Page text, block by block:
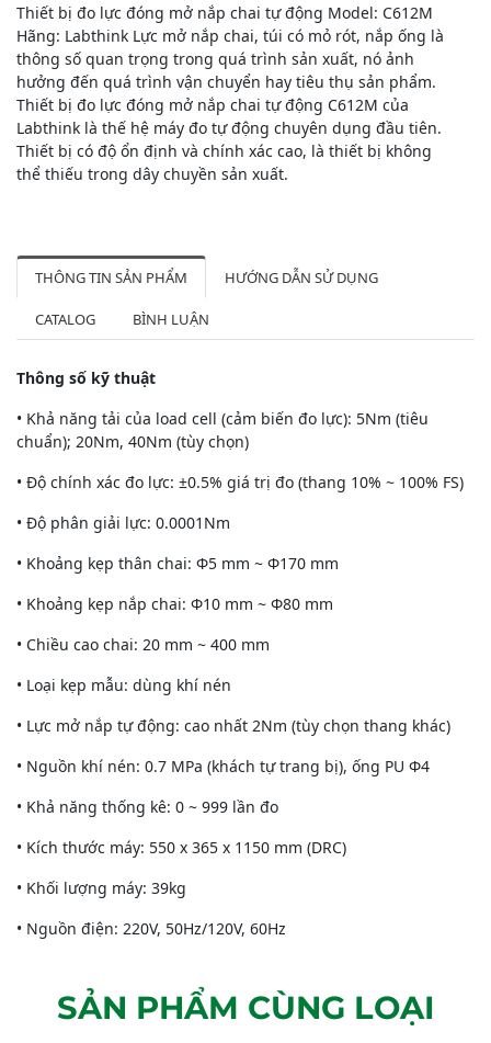
Thiết bị đo lực đóng mở nắp chai tự động Model: C612M
Hãng: Labthink Lực mở nắp chai, túi có mỏ rót, nắp ống là
thông số quan trọng trong quá trình sản xuất, nó ảnh
hưởng đến quá trình vận chuyển hay tiêu thụ sản phẩm.
Thiết bị đo lực đóng mở nắp chai tự động C612M của
Labthink là thế hệ máy đo tự động chuyên dụng đầu tiên.
Thiết bị có độ ổn định và chính xác cao, là thiết bị không
thể thiếu trong dây chuyền sản xuất.
THÔNG TIN SẢN PHẨM HƯỚNG DẪN SỬ DỤNG
CATALOG BÌNH LUẬN
Thông số kỹ thuật
• Khả năng tải của load cell (cảm biến đo lực): 5Nm (tiêu
chuẩn); 20Nm, 40Nm (tùy chọn)
• Độ chính xác đo lực: ±0.5% giá trị đo (thang 10% ~ 100% FS)
• Độ phân giải lực: 0.0001Nm
• Khoảng kẹp thân chai: Φ5 mm ~ Φ170 mm
• Khoảng kẹp nắp chai: Φ10 mm ~ Φ80 mm
• Chiều cao chai: 20 mm ~ 400 mm
• Loại kẹp mẫu: dùng khí nén
• Lực mở nắp tự động: cao nhất 2Nm (tùy chọn thang khác)
• Nguồn khí nén: 0.7 MPa (khách tự trang bị), ống PU Φ4
• Khả năng thống kê: 0 ~ 999 lần đo
• Kích thước máy: 550 x 365 x 1150 mm (DRC)
• Khối lượng máy: 39kg
• Nguồn điện: 220V, 50Hz/120V, 60Hz
SẢN PHẨM CÙNG LOẠI